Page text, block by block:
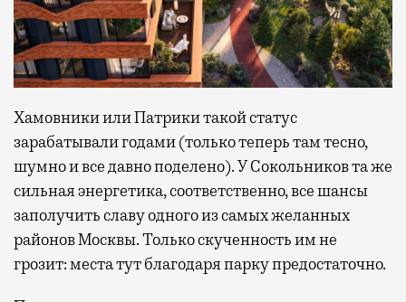
Хамовники или Патрики такой статус
зарабатывали годами (только теперь там тесно,
шумно и все давно поделено). У Сокольников та же
сильная энергетика, соответственно, все шансы
заполучить славу одного из самых желанных
районов Москвы. Только скученность им не
грозит: места тут благодаря парку предостаточно.